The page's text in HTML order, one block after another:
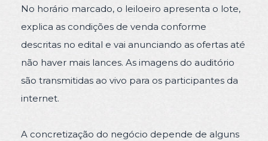
No horário marcado, o leiloeiro apresenta o lote,
explica as condições de venda conforme
descritas no edital e vai anunciando as ofertas até
não haver mais lances. As imagens do auditório
são transmitidas ao vivo para os participantes da
internet.
A concretização do negócio depende de alguns